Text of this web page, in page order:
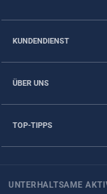
KUNDENDIENST
ÜBER UNS
TOP-TIPPS
UNTERHALTSAME